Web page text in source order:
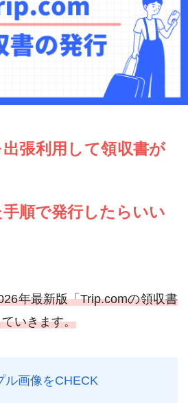
張利用して領収書が
順で発行したらいい
年最新版「Trip.comの領収書
いきます。
画像をCHECK